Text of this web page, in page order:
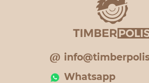
Whatsapp